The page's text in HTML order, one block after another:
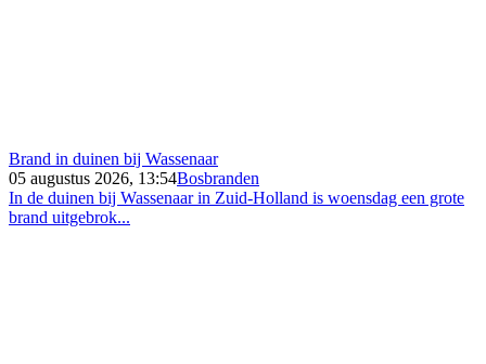
Brand in duinen bij Wassenaar
05 augustus 2026, 13:54Bosbranden
In de duinen bij Wassenaar in Zuid-Holland is woensdag een grote
brand uitgebrok...